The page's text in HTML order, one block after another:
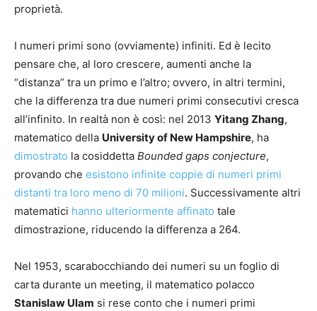
proprietà.
I numeri primi sono (ovviamente) infiniti. Ed è lecito
pensare che, al loro crescere, aumenti anche la
“distanza” tra un primo e l’altro; ovvero, in altri termini,
che la differenza tra due numeri primi consecutivi cresca
all’infinito. In realtà non è così: nel 2013 Yitang Zhang,
matematico della University of New Hampshire, ha
dimostrato la cosiddetta Bounded gaps conjecture,
provando che esistono infinite coppie di numeri primi
distanti tra loro meno di 70 milioni. Successivamente altri
matematici hanno ulteriormente affinato tale
dimostrazione, riducendo la differenza a 264.
Nel 1953, scarabocchiando dei numeri su un foglio di
carta durante un meeting, il matematico polacco
Stanislaw Ulam si rese conto che i numeri primi